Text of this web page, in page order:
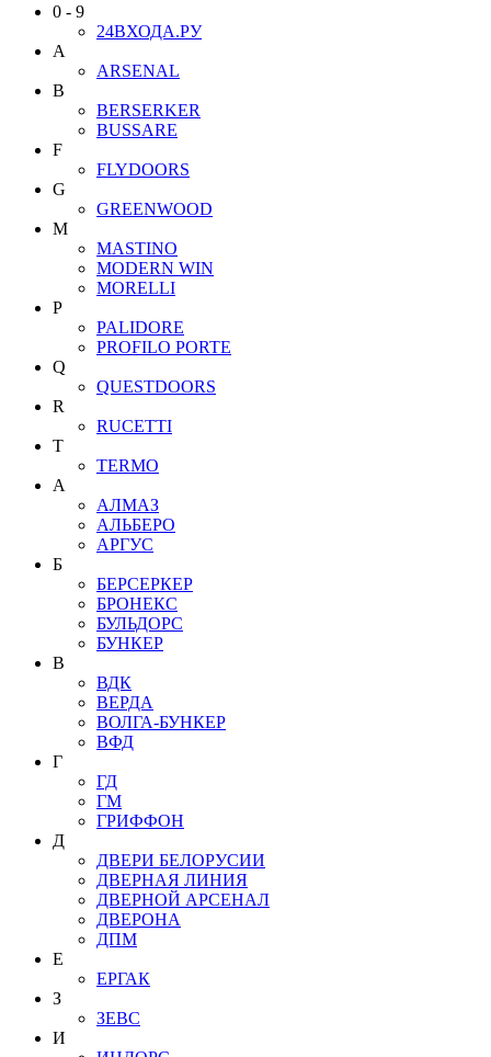
0 - 9
24ВХОДА.РУ
A
ARSENAL
B
BERSERKER
BUSSARE
F
FLYDOORS
G
GREENWOOD
M
MASTINO
MODERN WIN
MORELLI
P
PALIDORE
PROFILO PORTE
Q
QUESTDOORS
R
RUCETTI
T
TERMO
А
АЛМАЗ
АЛЬБЕРО
АРГУС
Б
БЕРСЕРКЕР
БРОНЕКС
БУЛЬДОРС
БУНКЕР
В
ВДК
ВЕРДА
ВОЛГА-БУНКЕР
ВФД
Г
ГД
ГМ
ГРИФФОН
Д
ДВЕРИ БЕЛОРУСИИ
ДВЕРНАЯ ЛИНИЯ
ДВЕРНОЙ АРСЕНАЛ
ДВЕРОНА
ДПМ
Е
ЕРГАК
З
ЗЕВС
И